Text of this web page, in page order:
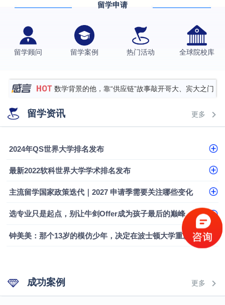
留学申请
留学顾问 留学案例 热门活动 全球院校库
伯明翰大学数字媒体与创意产业硕士录取案例
西南财经大学投资学背景，成功斩获英国名校多份
硕士录取
数学背景的他，靠“供应链”故事敲开哥大、宾大之门
专科逆袭伦敦大学学院UCL录取案例解析
香港浸会大学伦理与公共事务硕士录取
留学资讯 更多
2024年QS世界大学排名发布
最新2022软科世界大学学术排名发布
主流留学国家政策迭代｜2027 申请季需要关注哪些变化
选专业只是起点，别让牛剑Offer成为孩子最后的巅峰
钟美美：那个13岁的模仿少年，决定在波士顿大学重新定义自己
成功案例 更多